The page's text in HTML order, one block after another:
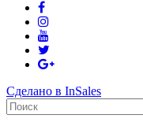
Сделано в InSales